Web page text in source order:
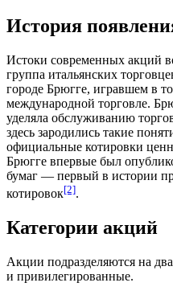
История
Истоки современных акций
группа итальянских
городе Брюгге, игравшем в
международной торговле.
уделяла обслуживанию
здесь зародились такие
официальные котировки
Брюгге впервые был
бумаг — первый в истории
котировок[2].
Категории акций
Акции подразделяются на
и привилегированные.